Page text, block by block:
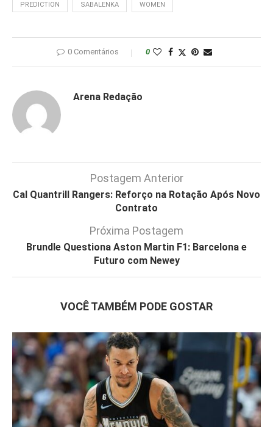
PREDICTION SABALENKA WOMEN
0 Comentários 0
Arena Redação
Postagem Anterior
Cal Quantrill Rangers: Reforço na Rotação Após Novo
Contrato
Próxima Postagem
Brundle Questiona Aston Martin F1: Barcelona e
Futuro com Newey
VOCÊ TAMBÉM PODE GOSTAR